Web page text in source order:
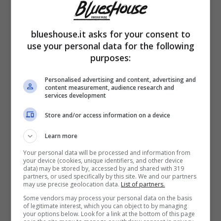
Musicista che suona il sassofono (Blueshouse.it)
Abbiamo ad esempio il concerto dei Duet
composto dalla stessa Emilia Zamuner
blueshouse.it asks for your consent to
use your personal data for the following
purposes:
Personalised advertising and content, advertising and
content measurement, audience research and
services development
Store and/or access information on a device
Learn more
Your personal data will be processed and information from
your device (cookies, unique identifiers, and other device
data) may be stored by, accessed by and shared with 319
partners, or used specifically by this site. We and our partners
may use precise geolocation data. List of partners.
Some vendors may process your personal data on the basis
of legitimate interest, which you can object to by managing
your options below. Look for a link at the bottom of this page